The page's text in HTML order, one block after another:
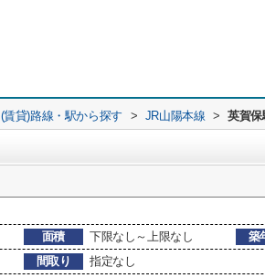
(賃貸)路線・駅から探す > JR山陽本線 > 英賀保
面積 下限なし～上限なし 築
間取り
指定なし